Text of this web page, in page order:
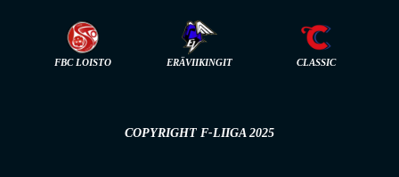
FBC LOISTO ERÄVIIKINGIT CLASSIC
COPYRIGHT F-LIIGA 2025